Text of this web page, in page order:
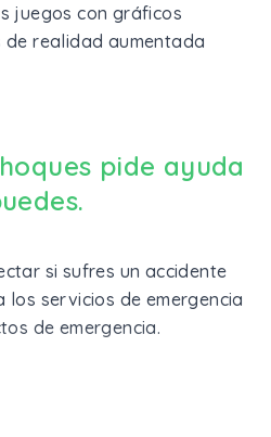
juegos con gráficos
realidad aumentada
pide ayuda
si sufres un accidente
servicios de emergencia
de emergencia.